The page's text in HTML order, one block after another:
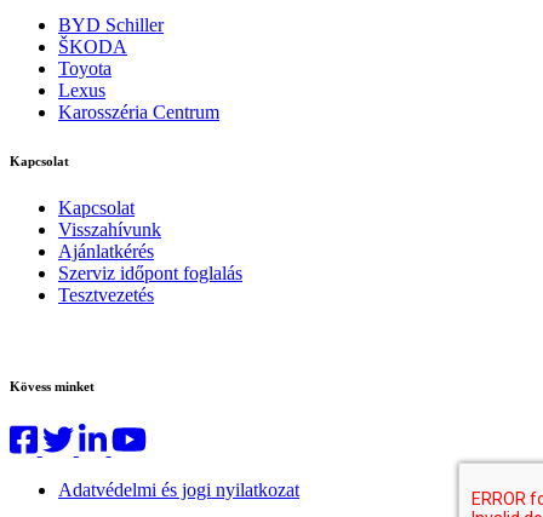
BYD Schiller
ŠKODA
Toyota
Lexus
Karosszéria Centrum
Kapcsolat
Kapcsolat
Visszahívunk
Ajánlatkérés
Szerviz időpont foglalás
Tesztvezetés
Kövess minket
Adatvédelmi és jogi nyilatkozat